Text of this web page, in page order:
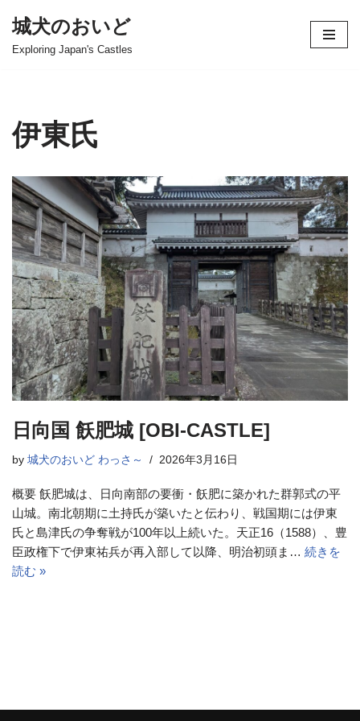
コ
ツ
へ
キ
ッ
プ
城犬のおいど
Exploring Japan's Castles
伊東氏
日向国 飫肥城 [OBI-CASTLE]
by 城犬のおいど わっさ～ 2026年3月16日
概要 飫肥城は、日向南部の要衝・飫肥に築かれた群郭式の平
山城。南北朝期に土持氏が築いたと伝わり、戦国期には伊東
氏と島津氏の争奪戦が100年以上続いた。天正16（1588）、豊
臣政権下で伊東祐兵が再入部して以降、明治初頭ま… 続きを
読む »